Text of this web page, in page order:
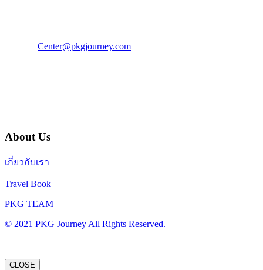
Center@pkgjourney.com
About Us
เกี่ยวกับเรา
Travel Book
PKG TEAM
© 2021 PKG Journey All Rights Reserved.
CLOSE